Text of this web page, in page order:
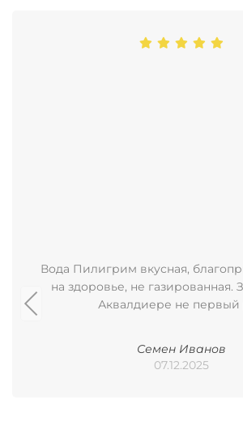
Вода Пилигрим вкусная,
на здоровье, не газированная.
Аквалдиере не первый
Семен Иванов
07.12.2025